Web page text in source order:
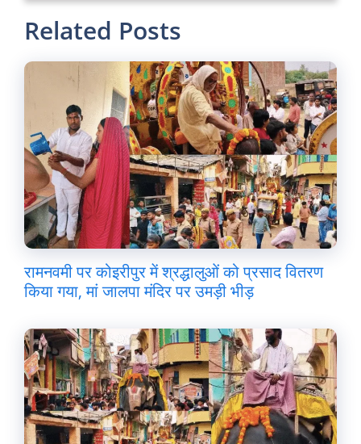
Related Posts
रामनवमी पर कोइरीपुर में श्रद्धालुओं को प्रसाद वितरण
किया गया, मां जालपा मंदिर पर उमड़ी भीड़